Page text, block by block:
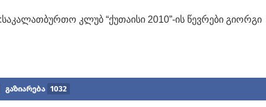
კლუბ “ქუთაისი 2010”-ის წევრები გიორგი
გაზიარება 1032